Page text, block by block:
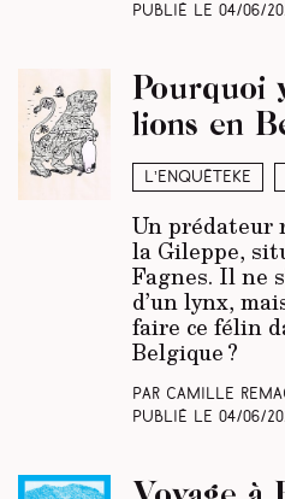
Publié le 04/06/
L’enquêteke
Pourquoi
lions en
Un prédateur
la Gileppe,
Fagnes. Il ne
d’un lynx,
faire ce félin
Belgique ?
Par Camille
Publié le 04/06/